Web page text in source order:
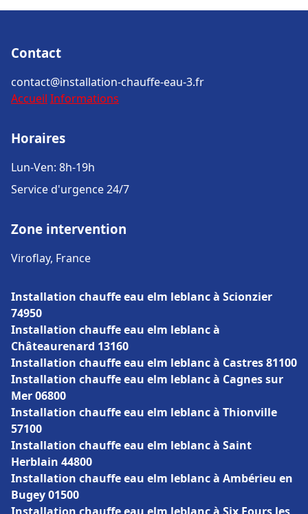
Contact
contact@installation-chauffe-eau-3.fr
Accueil Informations
Horaires
Lun-Ven: 8h-19h
Service d'urgence 24/7
Zone intervention
Viroflay, France
Installation chauffe eau elm leblanc à Scionzier
74950
Installation chauffe eau elm leblanc à
Châteaurenard 13160
Installation chauffe eau elm leblanc à Castres 81100
Installation chauffe eau elm leblanc à Cagnes sur
Mer 06800
Installation chauffe eau elm leblanc à Thionville
57100
Installation chauffe eau elm leblanc à Saint
Herblain 44800
Installation chauffe eau elm leblanc à Ambérieu en
Bugey 01500